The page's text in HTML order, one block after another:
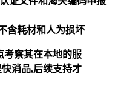
含耗材和人为损坏
考察其在本地的服
消品,后续支持才